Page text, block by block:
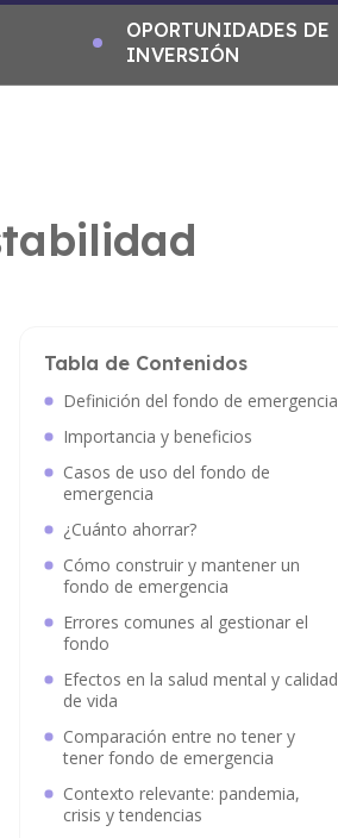
OPORTUNIDADES DE
INVERSIÓN
Tabla de Contenidos
Definición del fondo de emergencia
Importancia y beneficios
Casos de uso del fondo de
emergencia
¿Cuánto ahorrar?
Cómo construir y mantener un
fondo de emergencia
Errores comunes al gestionar el
fondo
Efectos en la salud mental y calidad
de vida
Comparación entre no tener y
tener fondo de emergencia
Contexto relevante: pandemia,
crisis y tendencias